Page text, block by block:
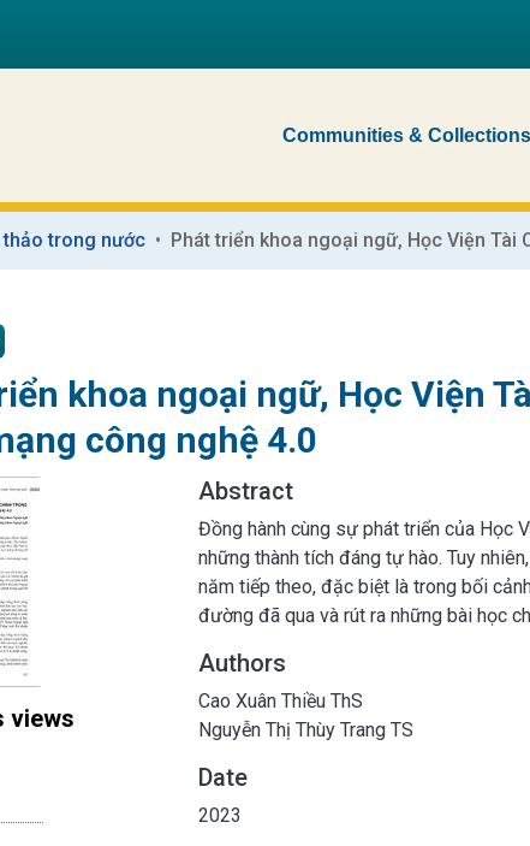
Communities & Collections
thảo trong nước
khoa ngoại ngữ, Học Viện
công nghệ 4.0
views
Abstract
Đồng hành cùng sự phát triển của Học
những thành tích đáng tự hào. Tuy nhiên, để tiếp tục duy trì thành tích
năm tiếp theo, đặc biệt là trong bối
đường đã qua và rút ra những bài học
Authors
Cao Xuân Thiều ThS
Nguyễn Thị Thùy Trang TS
Date
2023